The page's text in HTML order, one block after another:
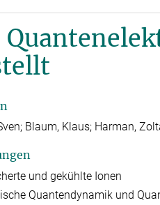
Blaum, Klaus; Harman,
und gekühlte Ionen
Quantendynamik und